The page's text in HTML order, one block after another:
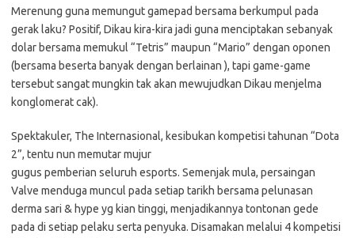
Merenung guna memungut gamepad bersama berkumpul pada
gerak laku? Positif, Dikau kira-kira jadi guna menciptakan sebanyak
dolar bersama memukul “Tetris” maupun “Mario” dengan oponen
(bersama beserta banyak dengan berlainan ), tapi game-game
tersebut sangat mungkin tak akan mewujudkan Dikau menjelma
konglomerat cak).
Spektakuler, The Internasional, kesibukan kompetisi tahunan “Dota
2”, tentu nun memutar mujur
gugus pemberian seluruh esports. Semenjak mula, persaingan
Valve menduga muncul pada setiap tarikh bersama pelunasan
derma sari & hype yg kian tinggi, menjadikannya tontonan gede
pada di setiap pelaku serta penyuka. Disamakan melalui 4 kompetisi